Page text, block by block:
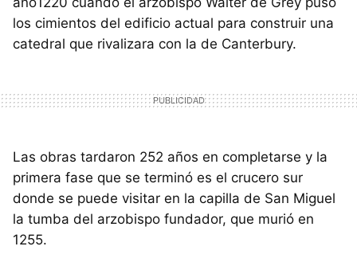
los cimientos del edificio actual para construir una
catedral que rivalizara con la de Canterbury.
Las obras tardaron 252 años en completarse y la
primera fase que se terminó es el crucero sur
donde se puede visitar en la capilla de San Miguel
la tumba del arzobispo fundador, que murió en
1255.